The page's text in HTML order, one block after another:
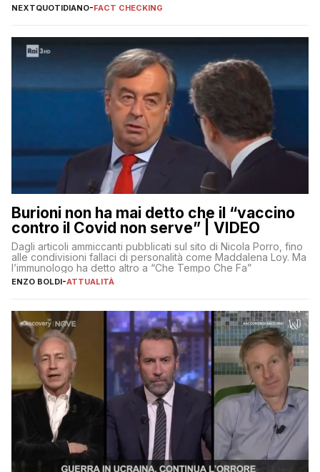
Fratelli d’Italia
NEXTQUOTIDIANO-FACT CHECKING
Burioni non ha mai detto che il “vaccino
contro il Covid non serve” | VIDEO
Dagli articoli ammiccanti pubblicati sul sito di Nicola Porro, fino
alle condivisioni fallaci di personalità come Maddalena Loy. Ma
l’immunologo ha detto altro a “Che Tempo Che Fa”
ENZO BOLDI-ATTUALITÀ